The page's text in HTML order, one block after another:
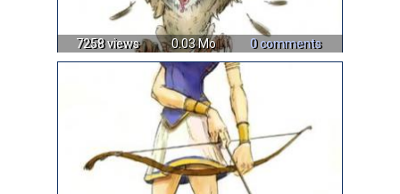
7258 views 0.03 Mo 0 comments